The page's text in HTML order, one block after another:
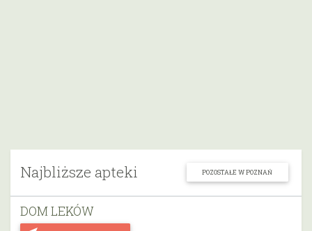
Najbliższe apteki POZOSTAŁE W POZNAŃ
DOM LEKÓW